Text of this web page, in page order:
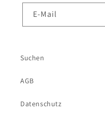
E-Mail
Suchen
AGB
Datenschutz